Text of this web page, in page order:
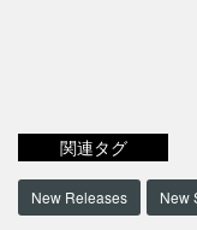
関連タグ
New Releases New